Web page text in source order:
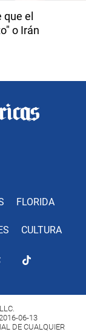
el
o Irán
FLORIDA
CULTURA
06-13
DE CUALQUIER